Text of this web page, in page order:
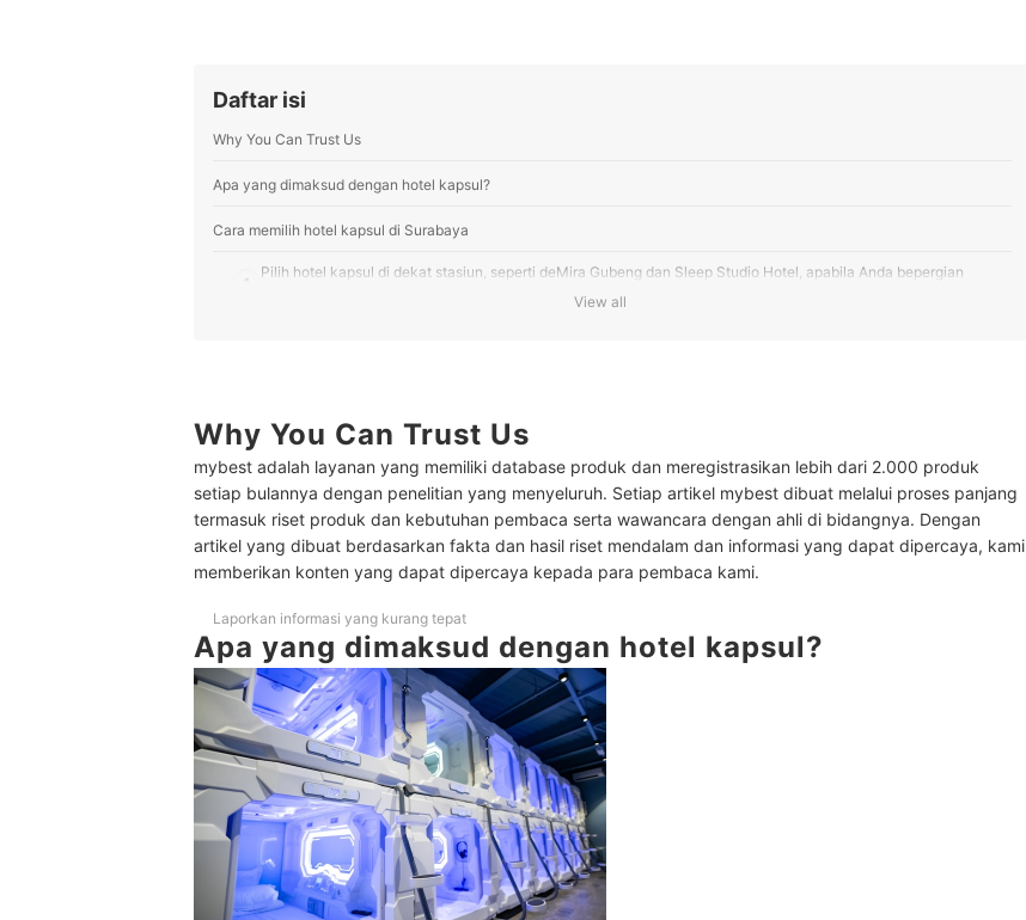
Daftar isi
Why You Can Trust Us
Apa yang dimaksud dengan hotel kapsul?
Cara memilih hotel kapsul di Surabaya
1
Pilih hotel kapsul di dekat stasiun, seperti deMira Gubeng dan Sleep Studio Hotel, apabila Anda bepergian
Juanda Airport
4
Cobalah menginap di hotel kapsul tengah kota, seperti Tab Kayoon Capsule Hotel dan My Studio City Center,
jika berencana meng-explore Kota Surabaya
5
Jika menginap dengan orang terdekat, pilih hotel kapsul yang bisa memuat dua orang per kamar seperti Livinn
Hostel City Center
7 Temukan yang fasilitasnya sesuai dengan kebutuhan Anda: Loker, tempat makan, Wi-Fi, kamar mandi, amenities
7 Rekomendasi hotel kapsul di Surabaya terbaik
Baca juga rekomendasi restoran dan hotel di Surabaya lainnya di sini
View all
Why You Can Trust Us
mybest adalah layanan yang memiliki database produk dan meregistrasikan lebih dari 2.000 produk
setiap bulannya dengan penelitian yang menyeluruh. Setiap artikel mybest dibuat melalui proses panjang
termasuk riset produk dan kebutuhan pembaca serta wawancara dengan ahli di bidangnya. Dengan
artikel yang dibuat berdasarkan fakta dan hasil riset mendalam dan informasi yang dapat dipercaya, kami
memberikan konten yang dapat dipercaya kepada para pembaca kami.
Laporkan informasi yang kurang tepat
Apa yang dimaksud dengan hotel kapsul?